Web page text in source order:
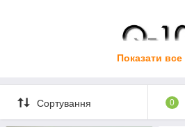
Показати все
Сортування 0